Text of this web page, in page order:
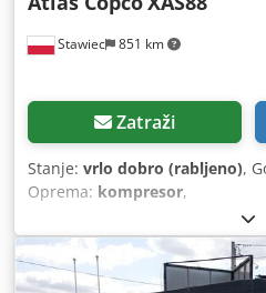
Stawiec 851 km
Zatraži
Stanje: vrlo dobro (rabljeno),
Oprema: kompresor,